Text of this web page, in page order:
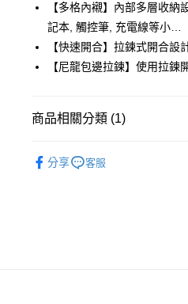
悠遊付
ATM付款
全家取貨付款
付款後全家取貨
【多格內襯】內部多層收
記本, 觸控筆, 充電線等小…
【快速開合】拉鍊式開合設
【尼龍包邊拉鍊】使用拉
商品相關分類 (1)
分享
客服